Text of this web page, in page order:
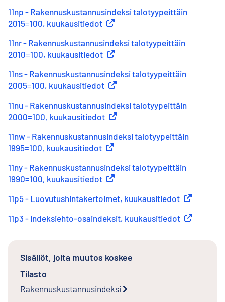
11np - Rakennuskustannusindeksi talotyypeittäin
2015=100, kuukausitiedot Ulkoinen linkki
11nr - Rakennuskustannusindeksi talotyypeittäin
2010=100, kuukausitiedot Ulkoinen linkki
11ns - Rakennuskustannusindeksi talotyypeittäin
2005=100, kuukausitiedot Ulkoinen linkki
11nu - Rakennuskustannusindeksi talotyypeittäin
2000=100, kuukausitiedot Ulkoinen linkki
11nw - Rakennuskustannusindeksi talotyypeittäin
1995=100, kuukausitiedot Ulkoinen linkki
11ny - Rakennuskustannusindeksi talotyypeittäin
1990=100, kuukausitiedot Ulkoinen linkki
11p5 - Luovutushintakertoimet, kuukausitiedot Ulkoinen
11p3 - Indeksiehto-osaindeksit, kuukausitiedot Ulkoinen
Sisällöt, joita muutos koskee
Tilasto
Rakennuskustannusindeksi